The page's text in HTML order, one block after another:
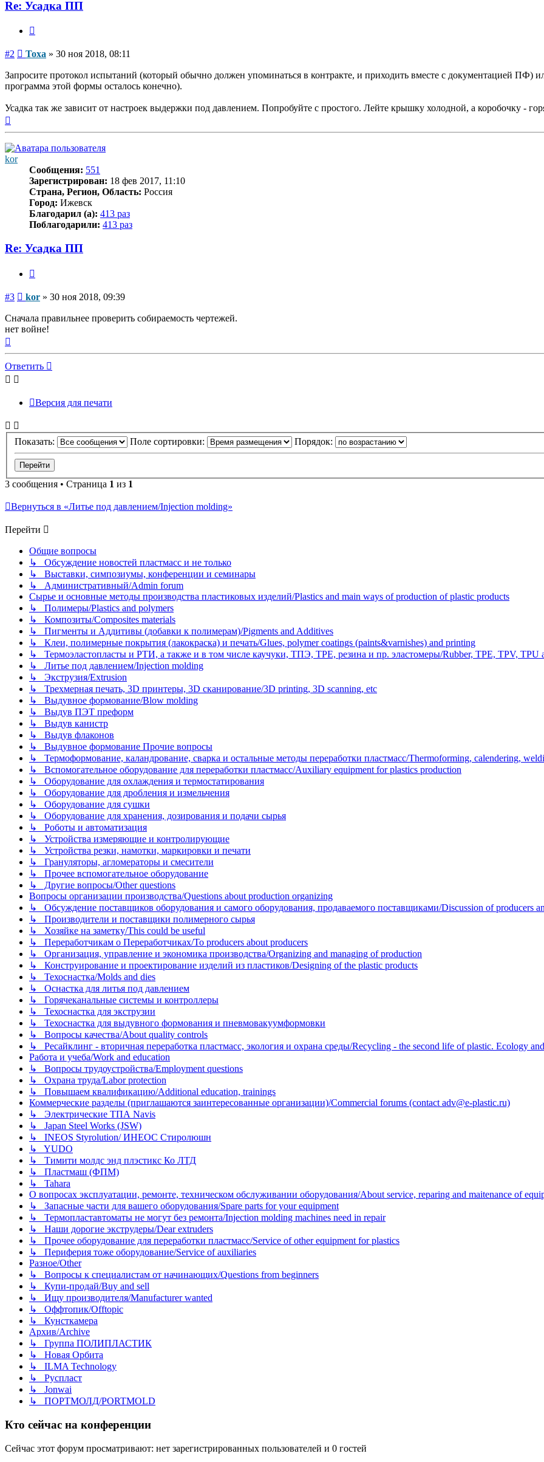
Re: Усадка ПП
#2 Сообщение
Тоха » 30 ноя 2018, 08:11
Запросите протокол испытаний (который обычно должен упоминаться в контракте, и приходить вместе с документацией ПФ)
программа этой формы осталось конечно).
Усадка так же зависит от настроек выдержки под давлением. Попробуйте с простого. Лейте крышку холодной, а коробочку -
kor
Сообщения: 551
Зарегистрирован: 18 фев 2017, 11:10
Страна, Регион, Область: Россия
Город: Ижевск
Благодарил (а): 413 раз
Поблагодарили: 413 раз
Re: Усадка ПП
#3 Сообщение
kor » 30 ноя 2018, 09:39
Сначала правильнее проверить собираемость чертежей.
нет войне!
началу
Ответить
Версия для печати
Показать: Поле сортировки: Порядок:
3 сообщения • Страница 1 из 1
Вернуться в «Литье под давлением/Injection molding»
Перейти
Общие вопросы
↳ Обсуждение новостей пластмасс и не только
↳ Выставки, симпозиумы, конференции и семинары
↳ Административный/Admin forum
Сырье и основные методы производства пластиковых изделий/Plastics and main ways of production of plastic products
↳ Полимеры/Plastics and polymers
↳ Композиты/Сomposites materials
↳ Пигменты и Аддитивы (добавки к полимерам)/Pigments and Additives
↳ Клеи, полимерные покрытия (лакокраска) и печать/Glues, polymer coatings (paints&varnishes) and printing
↳ Термоэластопласты и РТИ, а также и в том числе каучуки, ТПЭ, TPE, резина и пр. эластомеры/Rubber, TPE, TPV, TPU
↳ Литье под давлением/Injection molding
↳ Экструзия/Extrusion
↳ Трехмерная печать, 3D принтеры, 3D сканирование/3D printing, 3D scanning, etc
↳ Выдувное формование/Blow molding
↳ Выдув ПЭТ преформ
↳ Выдув канистр
↳ Выдув флаконов
↳ Выдувное формование Прочие вопросы
↳ Термоформование, каландрование, сварка и остальные методы переработки пластмасс/Thermoforming, calendering,
↳ Вспомогательное оборудование для переработки пластмасс/Auxiliary equipment for plastics production
↳ Оборудование для охлаждения и термостатирования
↳ Оборудование для дробления и измельчения
↳ Оборудование для сушки
↳ Оборудование для хранения, дозирования и подачи сырья
↳ Роботы и автоматизация
↳ Устройства измеряющие и контролирующие
↳ Устройства резки, намотки, маркировки и печати
↳ Грануляторы, агломераторы и смесители
↳ Прочее вспомогательное оборудование
↳ Другие вопросы/Other questions
Вопросы организации производства/Questions about production organizing
↳ Обсуждение поставщиков оборудования и самого оборудования, продаваемого поставщиками/Discussion of producers
↳ Производители и поставщики полимерного сырья
↳ Хозяйке на заметку/This could be useful
↳ Переработчикам о Переработчиках/To producers about producers
↳ Организация, управление и экономика производства/Organizing and managing of production
↳ Конструирование и проектирование изделий из пластиков/Designing of the plastic products
↳ Техоснастка/Molds and dies
↳ Оснастка для литья под давлением
↳ Горячеканальные системы и контроллеры
↳ Техоснастка для экструзии
↳ Техоснастка для выдувного формования и пневмовакуумформовки
↳ Вопросы качества/About quality controls
↳ Ресайклинг - вторичная переработка пластмасс, экология и охрана среды/Recycling - the second life of plastic. Ecology
Работа и учеба/Work and education
↳ Вопросы трудоустройства/Employment questions
↳ Охрана труда/Labor protection
↳ Повышаем квалификацию/Additional education, trainings
Коммерческие разделы (приглашаются заинтересованные организации)/Commercial forums (contact adv@e-plastic.ru)
↳ Электрические ТПА Navis
↳ Japan Steel Works (JSW)
↳ INEOS Styrolution/ ИНЕОС Стиролюшн
↳ YUDO
↳ Тимити молдс энд плэстикс Ко ЛТД
↳ Пластмаш (ФПМ)
↳ Tahara
О вопросах эксплуатации, ремонте, техническом обслуживании оборудования/About service, reparing and maitenance of
↳ Запасные части для вашего оборудования/Spare parts for your equipment
↳ Термопластавтоматы не могут без ремонта/Injection molding machines need in repair
↳ Наши дорогие экструдеры/Dear extruders
↳ Прочее оборудование для переработки пластмасс/Service of other equipment for plastics
↳ Периферия тоже оборудование/Service of auxiliaries
Разное/Other
↳ Вопросы к специалистам от начинающих/Questions from beginners
↳ Купи-продай/Buy and sell
↳ Ищу производителя/Manufacturer wanted
↳ Оффтопик/Offtopic
↳ Кунсткамера
Архив/Archive
↳ Группа ПОЛИПЛАСТИК
↳ Новая Орбита
↳ ILMA Technology
↳ Руспласт
↳ Jonwai
↳ ПОРТМОЛД/PORTMOLD
Кто сейчас на конференции
Сейчас этот форум просматривают: нет зарегистрированных пользователей и 0 гостей